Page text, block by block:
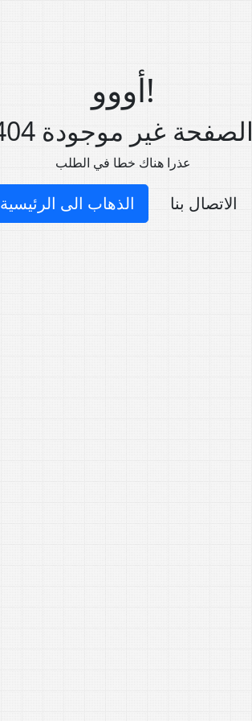
أووو!
404 الصفحة غير موجودة
عذرا هناك خطا في الطلب
الذهاب الى الرئيسية الاتصال بنا